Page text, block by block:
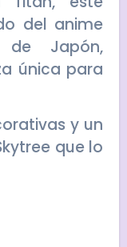
del anime
Japón,
única para
y un
que lo